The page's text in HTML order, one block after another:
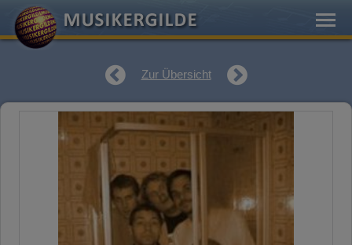
Zur Übersicht